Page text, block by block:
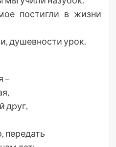
постигли в жизни
душевности урок.
–
друг,
передать